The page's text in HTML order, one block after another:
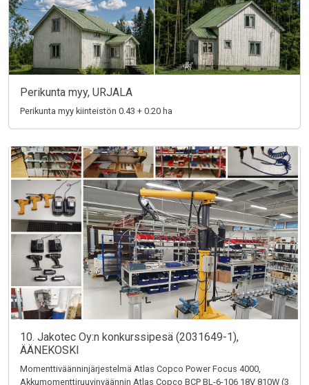
Perikunta myy, URJALA
Perikunta myy kiinteistön 0.43 + 0.20 ha
10. Jakotec Oy:n konkurssipesä (2031649-1),
ÄÄNEKOSKI
Momenttiväänninjärjestelmä Atlas Copco Power Focus 4000,
Akkumomenttiruuvinväännin Atlas Copco BCP BL-6-106 18V 810W (3